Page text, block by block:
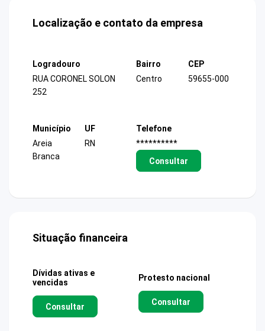
Localização e contato da empresa
Logradouro
RUA CORONEL SOLON
252
Bairro
Centro
CEP
59655-000
Município
Areia
Branca
UF
RN
Telefone
**********
Consultar
Situação financeira
Dívidas ativas e
vencidas
Consultar
Protesto nacional
Consultar